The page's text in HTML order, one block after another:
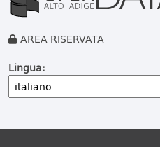
AREA RISERVATA
Lingua